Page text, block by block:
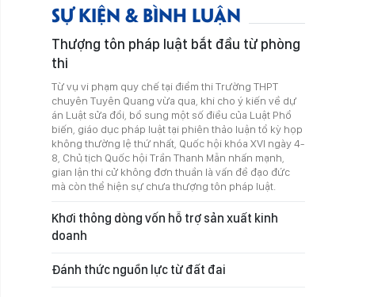
SỰ KIỆN & BÌNH LUẬN
Thượng tôn pháp luật bắt đầu từ phòng
thi
Từ vụ vi phạm quy chế tại điểm thi Trường THPT
chuyên Tuyên Quang vừa qua, khi cho ý kiến về dự
án Luật sửa đổi, bổ sung một số điều của Luật Phổ
biến, giáo dục pháp luật tại phiên thảo luận tổ kỳ họp
không thường lệ thứ nhất, Quốc hội khóa XVI ngày 4-
8, Chủ tịch Quốc hội Trần Thanh Mẫn nhấn mạnh,
gian lận thi cử không đơn thuần là vấn đề đạo đức
mà còn thể hiện sự chưa thượng tôn pháp luật.
Khơi thông dòng vốn hỗ trợ sản xuất kinh
doanh
Đánh thức nguồn lực từ đất đai